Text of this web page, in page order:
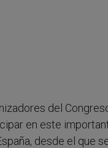
del
en este
desde el que